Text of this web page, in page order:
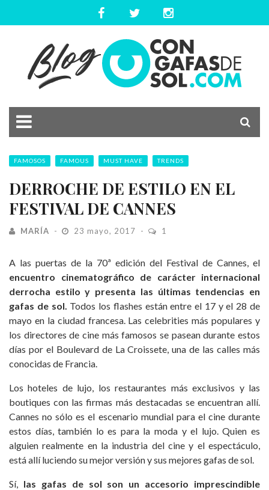
FAMOSOS FAMOUS MUST HAVE TRENDS
DERROCHE DE ESTILO EN EL
FESTIVAL DE CANNES
MARÍA 23 mayo, 2017 1
A las puertas de la 70ª edición del Festival de Cannes, el
encuentro cinematográfico de carácter internacional
derrocha estilo y presenta las últimas tendencias en
gafas de sol. Todos los flashes están entre el 17 y el 28 de
mayo en la ciudad francesa. Las celebrities más populares y
los directores de cine más famosos se pasean durante estos
días por el Boulevard de La Croissete, una de las calles más
conocidas de Francia.
Los hoteles de lujo, los restaurantes más exclusivos y las
boutiques con las firmas más destacadas se encuentran allí.
Cannes no sólo es el escenario mundial para el cine durante
estos días, también lo es para la moda y el lujo. Quien es
alguien realmente en la industria del cine y el espectáculo,
está allí luciendo su mejor versión y sus mejores gafas de sol.
Sí, las gafas de sol son un accesorio imprescindible